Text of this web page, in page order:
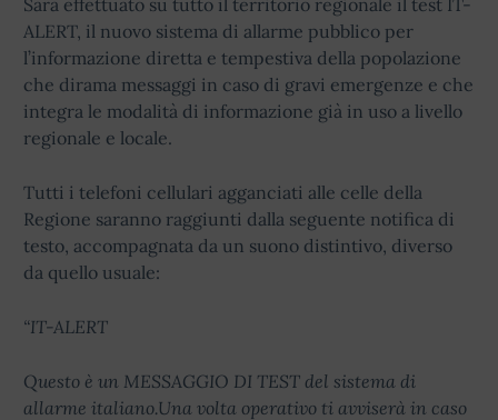
Sarà effettuato su tutto il territorio regionale il test IT-
ALERT, il nuovo sistema di allarme pubblico per
l’informazione diretta e tempestiva della popolazione
che dirama messaggi in caso di gravi emergenze e che
integra le modalità di informazione già in uso a livello
regionale e locale.
Tutti i telefoni cellulari agganciati alle celle della
Regione saranno raggiunti dalla seguente notifica di
testo, accompagnata da un suono distintivo, diverso
da quello usuale:
“IT-ALERT
Questo è un MESSAGGIO DI TEST del sistema di
allarme italiano.Una volta operativo ti avviserà in caso